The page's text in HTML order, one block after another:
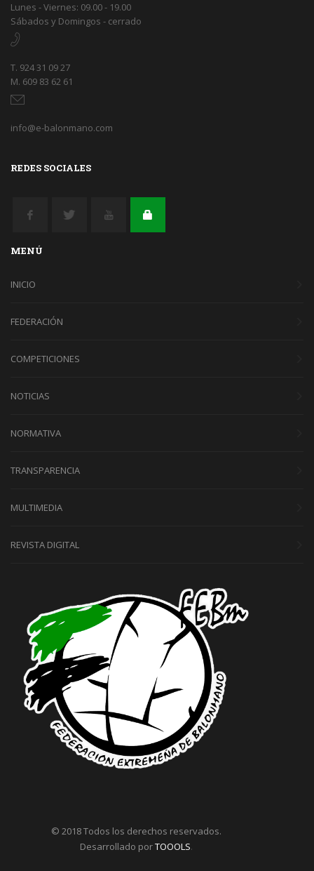
Lunes - Viernes: 09.00 - 19.00
Sábados y Domingos - cerrado
T. 924 31 09 27
M. 609 83 62 61
info@e-balonmano.com
REDES SOCIALES
MENÚ
INICIO
FEDERACIÓN
COMPETICIONES
NOTICIAS
NORMATIVA
TRANSPARENCIA
MULTIMEDIA
REVISTA DIGITAL
© 2018 Todos los derechos reservados.
Desarrollado porTOOOLS.